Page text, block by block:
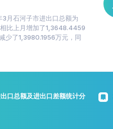
月石河子市进出口总额为
比上月增加了1,3648.4459
少了1,3980.1956万元，同
口总额及进出口差额统计分